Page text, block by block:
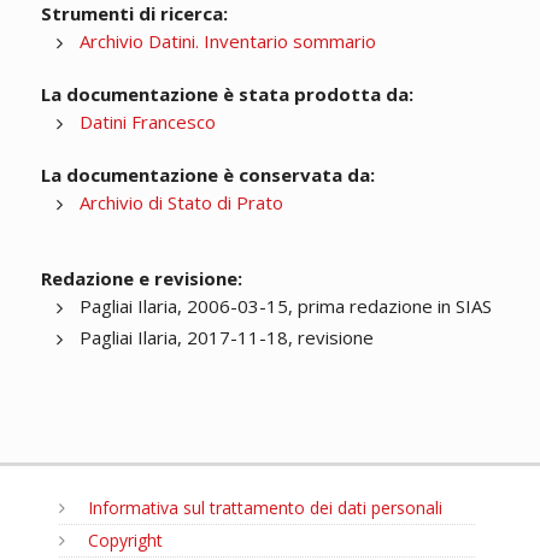
Strumenti di ricerca:
Archivio Datini. Inventario sommario
La documentazione è stata prodotta da:
Datini Francesco
La documentazione è conservata da:
Archivio di Stato di Prato
Redazione e revisione:
Pagliai Ilaria, 2006-03-15, prima redazione in SIAS
Pagliai Ilaria, 2017-11-18, revisione
Informativa sul trattamento dei dati personali
Copyright